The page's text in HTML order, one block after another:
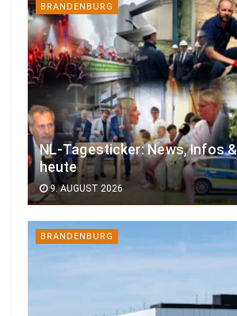
BRANDENBURG
NL-Tagesticker: News, Infos
heute
9. AUGUST 2026
BRANDENBURG